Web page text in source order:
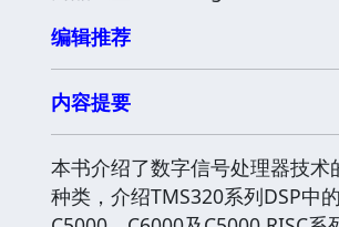
编辑推荐
内容提要
本书介绍了数字信号处理器技术
种类，介绍TMS320系列DSP中的